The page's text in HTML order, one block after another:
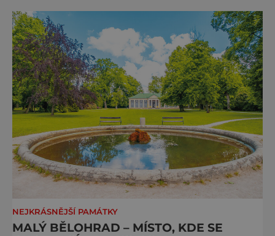
metropole, má ho na seznamu mí
NEJKRÁSNĚJŠÍ PAMÁTKY
MALÝ BĚLOHRAD – MÍSTO, KDE SE